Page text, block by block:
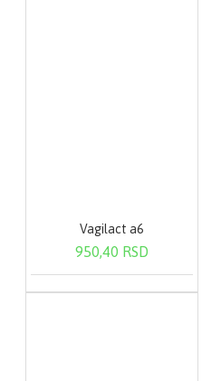
Vagilact a6
950,40 RSD